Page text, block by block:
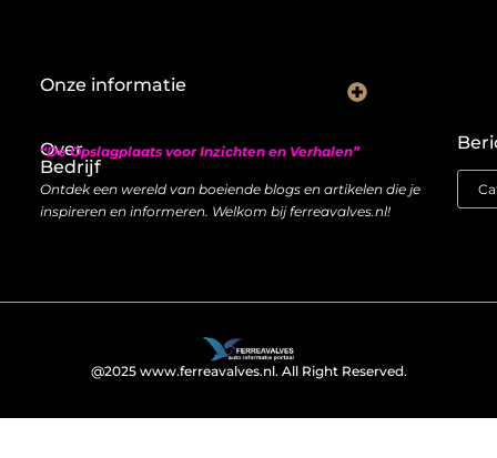
Over
Bedrijf
“De Opslagplaats voor Inzichten en Verhalen”
Ontdek een wereld van boeiende blogs en artikelen die je
inspireren en informeren. Welkom bij ferreavalves.nl!
Onze informatie
@2025 www.ferreavalves.nl. All Right Reserved.